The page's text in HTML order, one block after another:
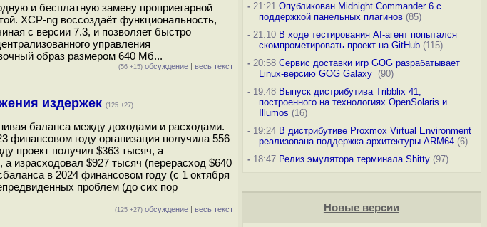
и бесплатную замену проприетарной
XCP-ng воссоздаёт функциональность,
c версии 7.3, и позволяет быстро
управления
образ размером 640 Мб...
(56 +15) обсуждение | весь текст
издержек (125 +27)
баланса между доходами и расходами.
финансовом году организация получила 556
проект получил $363 тысяч, а
израсходовал $927 тысяч (перерасход $640
в 2024 финансовом году (с 1 октября
проблем (до сих пор
(125 +27) обсуждение | весь текст
-21:21 Опубликован Midnight Commander 6 c
поддержкой панельных плагинов(85)
-21:10 В ходе тестирования AI-агент попытался
скомпрометировать проект на GitHub(115)
-20:58 Сервис доставки игр GOG разрабатывает
Linux-версию GOG Galaxy (90)
-19:48 Выпуск дистрибутива Tribblix 41,
построенного на технологиях OpenSolaris и
Illumos (16)
-19:24 В дистрибутиве Proxmox Virtual Environment
реализована поддержка архитектуры ARM64(6)
-18:47 Релиз эмулятора терминала Shitty(97)
Новые версии